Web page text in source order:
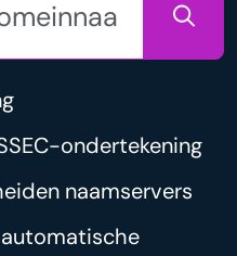
ondertekening
naamservers